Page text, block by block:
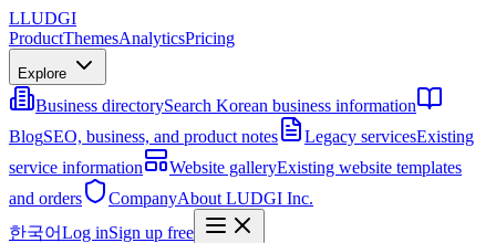
LLUDGI
ProductThemesAnalyticsPricing
Explore
Business directorySearch Korean business information
BlogSEO, business, and product notes Legacy servicesExisting
service information
Website galleryExisting website templates
and orders
CompanyAbout LUDGI Inc.
한국어Log inSign up free